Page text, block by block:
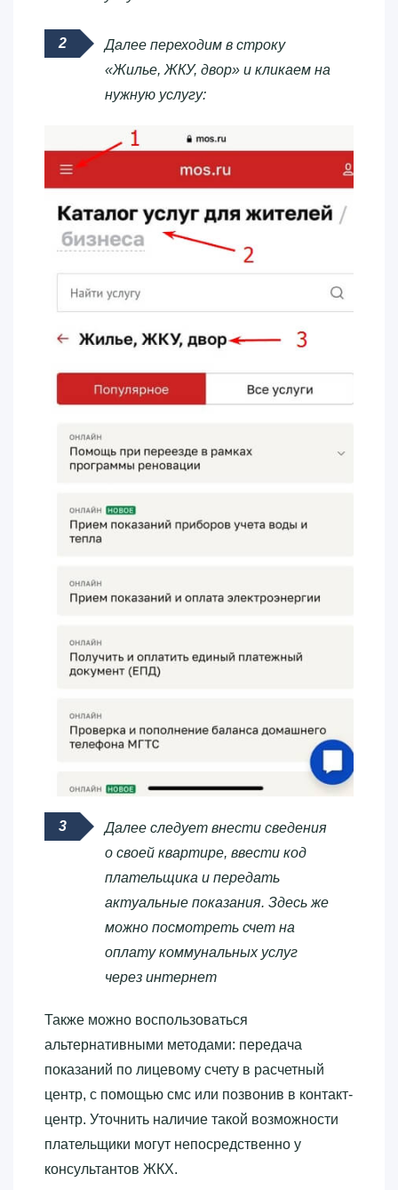
Далее переходим в строку
«Жилье, ЖКУ, двор» и кликаем на
нужную услугу:
Далее следует внести сведения
о своей квартире, ввести код
плательщика и передать
актуальные показания. Здесь же
можно посмотреть счет на
оплату коммунальных услуг
через интернет
Также можно воспользоваться
альтернативными методами: передача
показаний по лицевому счету в расчетный
центр, с помощью смс или позвонив в контакт-
центр. Уточнить наличие такой возможности
плательщики могут непосредственно у
консультантов ЖКХ.